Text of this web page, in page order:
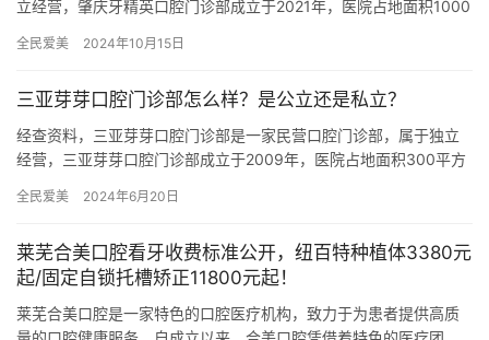
立经营，肇庆牙精英口腔门诊部成立于2021年，医院占地面积1000
全民爱美 2024年10月15日
三亚芽芽口腔门诊部怎么样？是公立还是私立？
经查资料，三亚芽芽口腔门诊部是一家民营口腔门诊部，属于独立
经营，三亚芽芽口腔门诊部成立于2009年，医院占地面积300平方
全民爱美 2024年6月20日
莱芜合美口腔看牙收费标准公开，纽百特种植体3380元
起/固定自锁托槽矫正11800元起！
莱芜合美口腔是一家特色的口腔医疗机构，致力于为患者提供高质